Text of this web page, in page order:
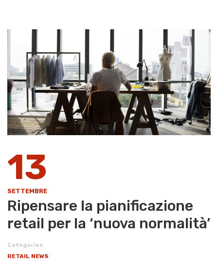
13
SETTEMBRE
Ripensare la pianificazione
retail per la ‘nuova normalità’
Categories
RETAIL NEWS